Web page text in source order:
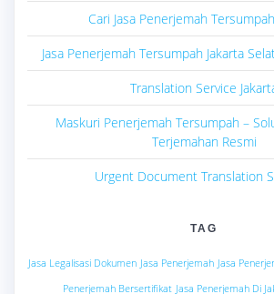
Cari Jasa Penerjemah
Jasa Penerjemah Tersumpah Jakarta
Translation Service
Maskuri Penerjemah Tersumpah –
Terjemahan Resmi
Urgent Document Translation
TAG
Jasa Legalisasi Dokumen Jasa Penerjemah Jasa
Penerjemah Bersertifikat Jasa Penerjemah Di